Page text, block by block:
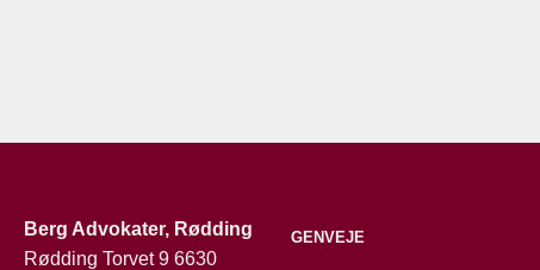
Berg Advokater, Rødding
Rødding Torvet 9 6630
GENVEJE